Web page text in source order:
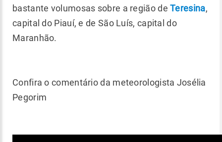
bastante volumosas sobre a região deTeresina,
capital do Piauí, e de São Luís, capital do
Maranhão.
Confira o comentário da meteorologista Josélia
Pegorim